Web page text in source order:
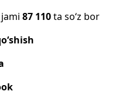
87 110ta so‘z bor